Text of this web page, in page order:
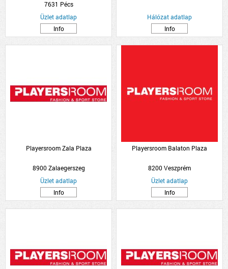
7631 Pécs
Üzlet adatlap
Info
Hálózat adatlap
Info
Playersroom Zala Plaza
8900 Zalaegerszeg
Üzlet adatlap
Info
Playersroom Balaton Plaza
8200 Veszprém
Üzlet adatlap
Info